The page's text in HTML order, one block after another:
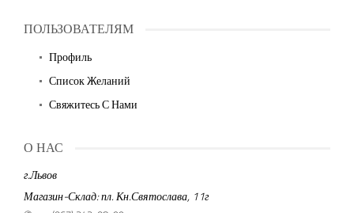
ПОЛЬЗОВАТЕЛЯМ
Профиль
Список Желаний
Свяжитесь С Нами
О НАС
г.Львов
Магазин-Склад: пл. Кн.Святослава, 11г